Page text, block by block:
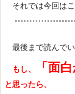
それでは今回は
最後まで読んでい
もし、 「面
と思ったら、